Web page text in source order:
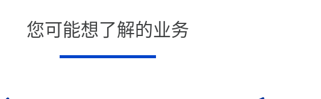
您可能想了解的业务